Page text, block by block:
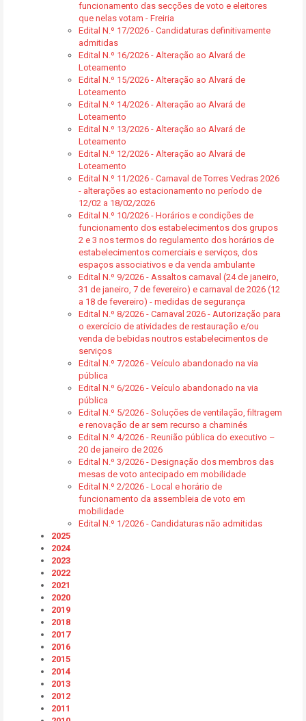
funcionamento das secções de voto e eleitores
que nelas votam - Freiria
Edital N.º 17/2026 - Candidaturas definitivamente
admitidas
Edital N.º 16/2026 - Alteração ao Alvará de
Loteamento
Edital N.º 15/2026 - Alteração ao Alvará de
Loteamento
Edital N.º 14/2026 - Alteração ao Alvará de
Loteamento
Edital N.º 13/2026 - Alteração ao Alvará de
Loteamento
Edital N.º 12/2026 - Alteração ao Alvará de
Loteamento
Edital N.º 11/2026 - Carnaval de Torres Vedras 2026
- alterações ao estacionamento no período de
12/02 a 18/02/2026
Edital N.º 10/2026 - Horários e condições de
funcionamento dos estabelecimentos dos grupos
2 e 3 nos termos do regulamento dos horários de
estabelecimentos comerciais e serviços, dos
espaços associativos e da venda ambulante
Edital N.º 9/2026 - Assaltos carnaval (24 de janeiro,
31 de janeiro, 7 de fevereiro) e carnaval de 2026 (12
a 18 de fevereiro) - medidas de segurança
Edital N.º 8/2026 - Carnaval 2026 - Autorização para
o exercício de atividades de restauração e/ou
venda de bebidas noutros estabelecimentos de
serviços
Edital N.º 7/2026 - Veículo abandonado na via
pública
Edital N.º 6/2026 - Veículo abandonado na via
pública
Edital N.º 5/2026 - Soluções de ventilação, filtragem
e renovação de ar sem recurso a chaminés
Edital N.º 4/2026 - Reunião pública do executivo –
20 de janeiro de 2026
Edital N.º 3/2026 - Designação dos membros das
mesas de voto antecipado em mobilidade
Edital N.º 2/2026 - Local e horário de
funcionamento da assembleia de voto em
mobilidade
Edital N.º 1/2026 - Candidaturas não admitidas
2025
2024
2023
2022
2021
2020
2019
2018
2017
2016
2015
2014
2013
2012
2011